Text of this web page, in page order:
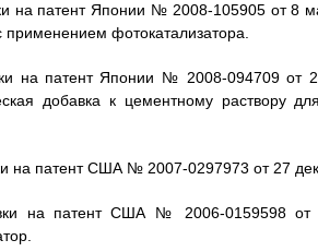
на патент Японии № 2008-105905 от 8
фотокатализатора.
на патент Японии № 2008-094709 от
добавка к цементному раствору
на патент США № 2007-0297973 от 27
на патент США № 2006-0159598 от